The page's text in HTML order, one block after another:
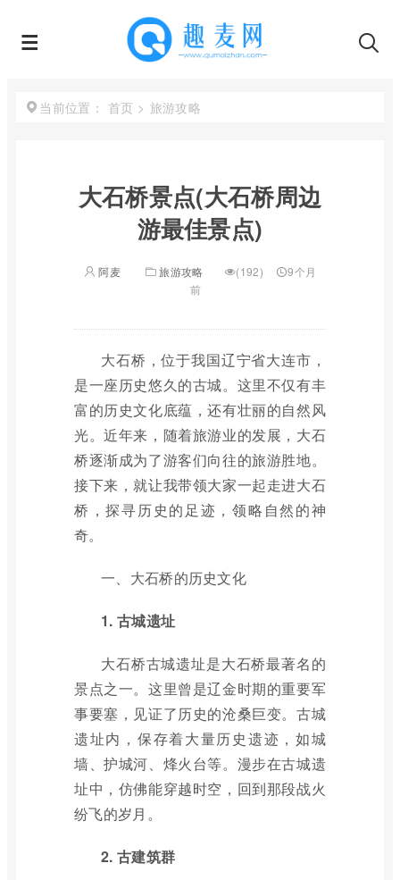
当前位置： 首页 > 旅游攻略
大石桥景点(大石桥周边
游最佳景点)
阿麦 旅游攻略 (192)
9个月
前
大石桥，位于我国辽宁省大连市，
是一座历史悠久的古城。这里不仅有丰
富的历史文化底蕴，还有壮丽的自然风
光。近年来，随着旅游业的发展，大石
桥逐渐成为了游客们向往的旅游胜地。
接下来，就让我带领大家一起走进大石
桥，探寻历史的足迹，领略自然的神
奇。
一、大石桥的历史文化
1. 古城遗址
大石桥古城遗址是大石桥最著名的
景点之一。这里曾是辽金时期的重要军
事要塞，见证了历史的沧桑巨变。古城
遗址内，保存着大量历史遗迹，如城
墙、护城河、烽火台等。漫步在古城遗
址中，仿佛能穿越时空，回到那段战火
纷飞的岁月。
2. 古建筑群